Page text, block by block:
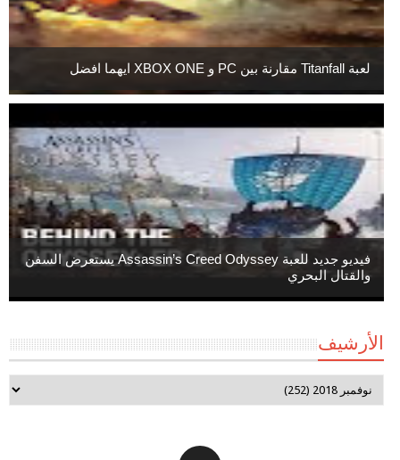
لعبة Titanfall مقارنة بين PC و XBOX ONE ايهما افضل
فيديو جديد للعبة Assassin’s Creed Odyssey يستعرض السفن
والقتال البحري
الأرشيف